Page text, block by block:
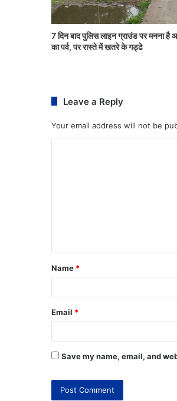
7 दिन बाद पुलिस लाइन ग्राउंड पर मनना है
का पर्व, पर रास्ते में खतरे के गड्ढे
Leave a Reply
Your email address will not be
Name *
Email *
Save my name, email, and